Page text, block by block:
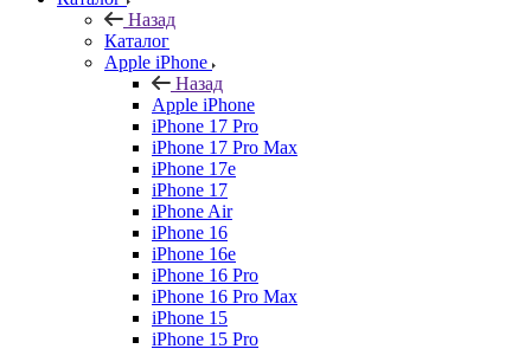
Назад
Каталог
Apple iPhone
Назад
Apple iPhone
iPhone 17 Pro
iPhone 17 Pro Max
iPhone 17e
iPhone 17
iPhone Air
iPhone 16
iPhone 16e
iPhone 16 Pro
iPhone 16 Pro Max
iPhone 15
iPhone 15 Pro